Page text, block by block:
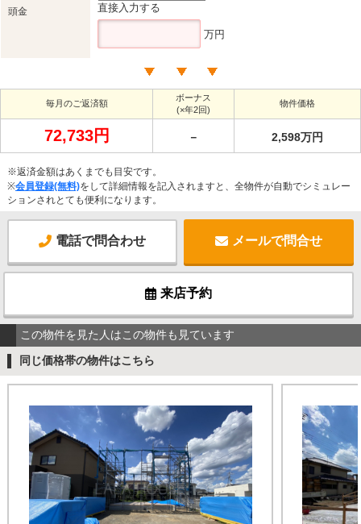
頭金 直接入力する
万円
毎月のご返済額
ボーナス
(×年2回)
物件価格
72,733円 － 2,598万円
※返済金額はあくまでも目安です。
※会員登録(無料)をして詳細情報を記入されますと、全物件が自動でシミュレー
ションされとても便利になります。
電話で問合わせ メールで問合せ
来店予約
この物件を見た人はこの物件も見ています
同じ価格帯の物件はこちら